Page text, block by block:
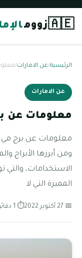
🇦🇪زووم
الرئيسية/عن الامارات/
عن الامارات
معلومات عن
معلومات عن برج مي
ومن أبرزها الأبراج
الاستخدامات، والتي
المميزة التي لا
📅 27 أكتوبر 2022 ⏱ 1 دقائق قراءة